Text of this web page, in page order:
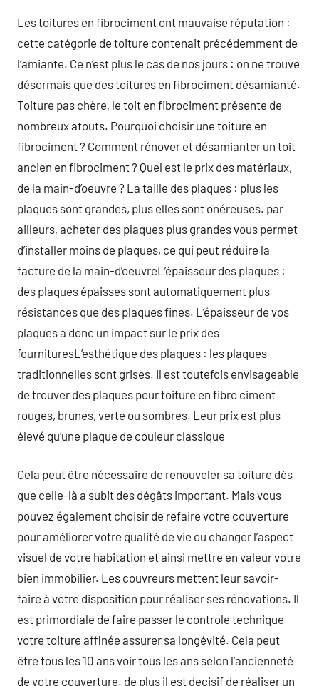
Les toitures en fibrociment ont mauvaise réputation :
cette catégorie de toiture contenait précédemment de
l’amiante. Ce n’est plus le cas de nos jours : on ne trouve
désormais que des toitures en fibrociment désamianté.
Toiture pas chère, le toit en fibrociment présente de
nombreux atouts. Pourquoi choisir une toiture en
fibrociment ? Comment rénover et désamianter un toit
ancien en fibrociment ? Quel est le prix des matériaux,
de la main-d’oeuvre ? La taille des plaques : plus les
plaques sont grandes, plus elles sont onéreuses. par
ailleurs, acheter des plaques plus grandes vous permet
d’installer moins de plaques, ce qui peut réduire la
facture de la main-d’oeuvreL’épaisseur des plaques :
des plaques épaisses sont automatiquement plus
résistances que des plaques fines. L’épaisseur de vos
plaques a donc un impact sur le prix des
fournituresL’esthétique des plaques : les plaques
traditionnelles sont grises. Il est toutefois envisageable
de trouver des plaques pour toiture en fibro ciment
rouges, brunes, verte ou sombres. Leur prix est plus
élevé qu’une plaque de couleur classique
Cela peut être nécessaire de renouveler sa toiture dès
que celle-là a subit des dégâts important. Mais vous
pouvez également choisir de refaire votre couverture
pour améliorer votre qualité de vie ou changer l’aspect
visuel de votre habitation et ainsi mettre en valeur votre
bien immobilier. Les couvreurs mettent leur savoir-
faire à votre disposition pour réaliser ses rénovations. Il
est primordiale de faire passer le controle technique
votre toiture affinée assurer sa longévité. Cela peut
être tous les 10 ans voir tous les ans selon l’ancienneté
de votre couverture. de plus il est decisif de réaliser un